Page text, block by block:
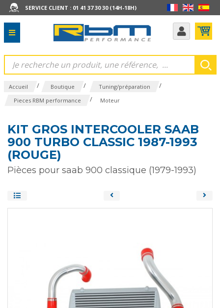
SERVICE CLIENT : 01 41 37 30 30 (14H-18H)
Accueil / Boutique / Tuning/préparation /
Pieces RBM performance / Moteur
KIT GROS INTERCOOLER SAAB
900 TURBO CLASSIC 1987-1993
(ROUGE)
Pièces pour saab 900 classique (1979-1993)